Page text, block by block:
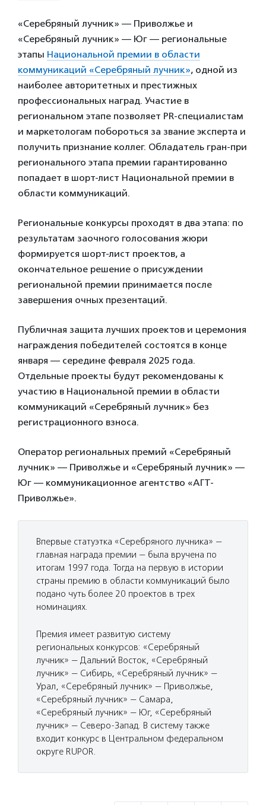
«Серебряный лучник» — Приволжье и
«Серебряный лучник» — Юг — региональные
этапы Национальной премии в области
коммуникаций «Серебряный лучник», одной из
наиболее авторитетных и престижных
профессиональных наград. Участие в
региональном этапе позволяет PR-специалистам
и маркетологам побороться за звание эксперта и
получить признание коллег. Обладатель гран-при
регионального этапа премии гарантированно
попадает в шорт-лист Национальной премии в
области коммуникаций.
Региональные конкурсы проходят в два этапа: по
результатам заочного голосования жюри
формируется шорт-лист проектов, а
окончательное решение о присуждении
региональной премии принимается после
завершения очных презентаций.
Публичная защита лучших проектов и церемония
награждения победителей состоятся в конце
января — середине февраля 2025 года.
Отдельные проекты будут рекомендованы к
участию в Национальной премии в области
коммуникаций «Серебряный лучник» без
регистрационного взноса.
Оператор региональных премий «Серебряный
лучник» — Приволжье и «Серебряный лучник» —
Юг — коммуникационное агентство «АГТ-
Приволжье».
Впервые статуэтка «Серебряного лучника» —
главная награда премии — была вручена по
итогам 1997 года. Тогда на первую в истории
страны премию в области коммуникаций было
подано чуть более 20 проектов в трех
номинациях.
Премия имеет развитую систему
региональных конкурсов: «Серебряный
лучник» — Дальний Восток, «Серебряный
лучник» — Сибирь, «Серебряный лучник» —
Урал, «Серебряный лучник» — Приволжье,
«Серебряный лучник» — Самара,
«Серебряный лучник» — Юг, «Серебряный
лучник» — Северо-Запад. В систему также
входит конкурс в Центральном федеральном
округе RUPOR.